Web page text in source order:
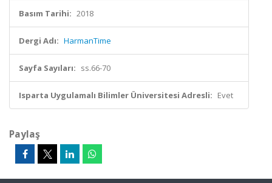
Basım Tarihi: 2018
Dergi Adı: HarmanTime
Sayfa Sayıları: ss.66-70
Isparta Uygulamalı Bilimler Üniversitesi Adresli: Evet
Paylaş